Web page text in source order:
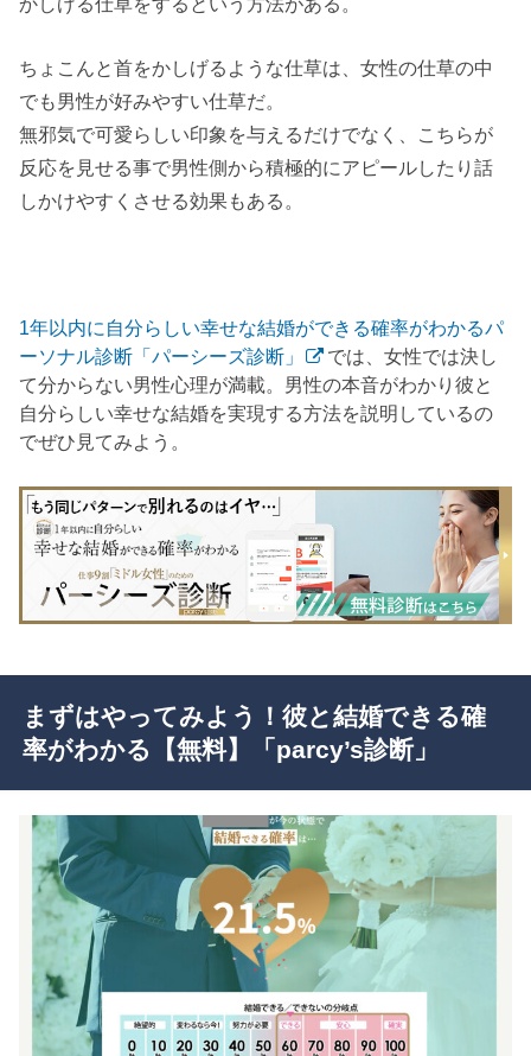
ちょこんと首をかしげるような仕草は、女性の仕草の中
でも男性が好みやすい仕草だ。
無邪気で可愛らしい印象を与えるだけでなく、こちらが
反応を見せる事で男性側から積極的にアピールしたり話
しかけやすくさせる効果もある。
1年以内に自分らしい幸せな結婚ができる確率がわかるパ
ーソナル診断「パーシーズ診断」
では、女性では決し
て分からない男性心理が満載。男性の本音がわかり彼と
自分らしい幸せな結婚を実現する方法を説明しているの
でぜひ見てみよう。
まずはやってみよう！彼と結婚できる確
率がわかる【無料】「parcy’s診断」